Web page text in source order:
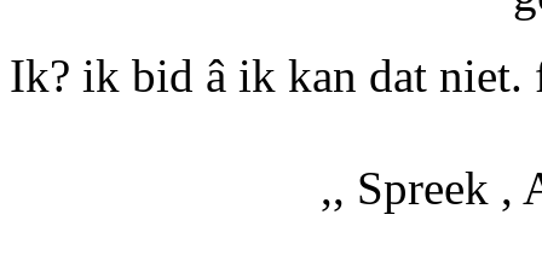
Ik? ik bid â ik kan dat niet.
,, Spreek ,